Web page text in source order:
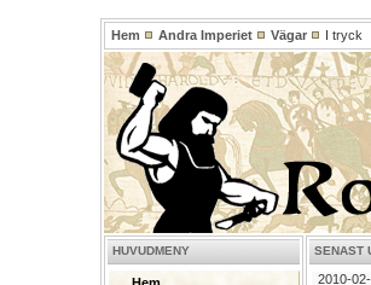
Hem Andra Imperiet Vägar I tryck
HUVUDMENY SENAST
2010-02-